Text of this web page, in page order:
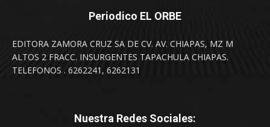
Periodico EL ORBE
EDITORA ZAMORA CRUZ SA DE CV. AV. CHIAPAS, MZ M
ALTOS 2 FRACC. INSURGENTES TAPACHULA CHIAPAS.
TELEFONOS . 6262241, 6262131
Nuestra Redes Sociales: